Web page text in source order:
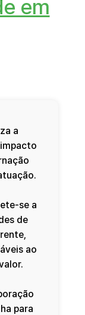
em
a
se a
de
ao
para